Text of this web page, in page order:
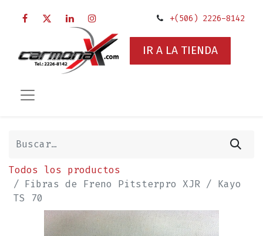
+(506) 2226-8142
IR A LA TIENDA
Todos los productos
Fibras de Freno Pitsterpro XJR / Kayo
TS 70